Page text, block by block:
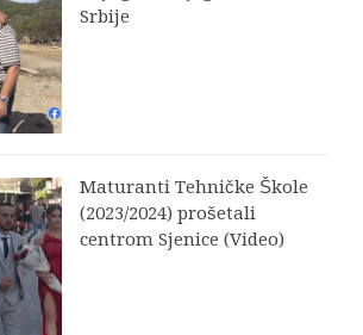
Srbije
Maturanti Tehničke Škole
(2023/2024) prošetali
centrom Sjenice (Video)